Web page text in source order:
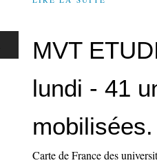
MVT
lundi - 41
mobilisées.
Carte de France des